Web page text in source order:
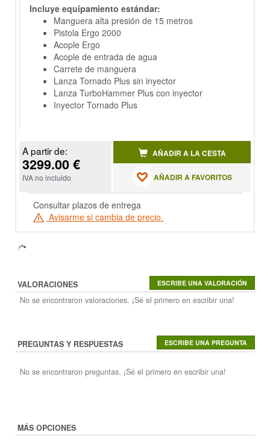
Incluye equipamiento estándar:
Manguera alta presión de 15 metros
Pistola Ergo 2000
Acople Ergo
Acople de entrada de agua
Carrete de manguera
Lanza Tornado Plus sin inyector
Lanza TurboHammer Plus con inyector
Inyector Tornado Plus
A partir de:
3299.00 €
IVA no incluido
AÑADIR A LA CESTA
AÑADIR A FAVORITOS
Consultar plazos de entrega
Avisarme si cambia de precio.
VALORACIONES
No se encontraron valoraciones. ¡Sé el primero en escribir una!
PREGUNTAS Y RESPUESTAS
No se encontraron preguntas. ¡Sé el primero en escribir una!
MÁS OPCIONES